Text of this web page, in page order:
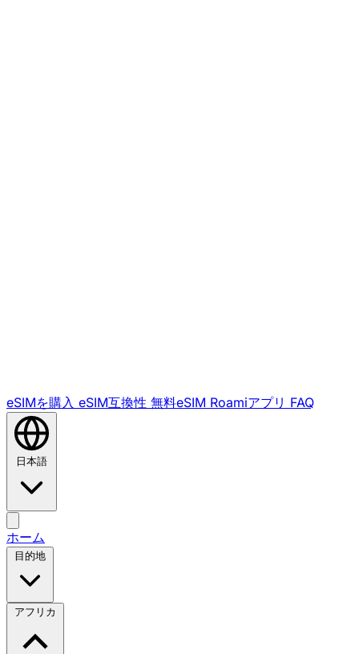
eSIMを購入 eSIM互換性 無料eSIM Roamiアプリ FAQ
日本語
ホーム
目的地
アフリカ